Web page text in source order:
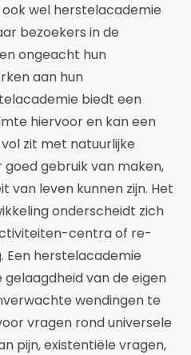
wel herstelacademie
bezoekers in de
ongeacht hun
aan hun
biedt een
hiervoor en kan een
zit met natuurlijke
goed gebruik van maken,
van leven kunnen zijn. Het
onderscheidt zich
centra of re-
Een herstelacademie
van de eigen
wendingen te
vragen rond universele
pijn, existentiële vragen,